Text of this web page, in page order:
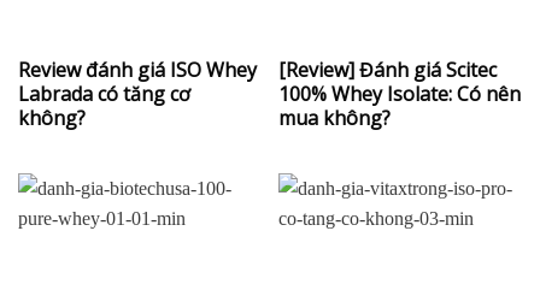
Review đánh giá ISO Whey
Labrada có tăng cơ
không?
[Review] Đánh giá Scitec
100% Whey Isolate: Có nên
mua không?